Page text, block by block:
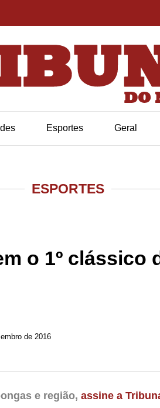
Esportes Geral
ESPORTES
o 1º clássico
Atualizado em 02 de dezembro de 2016
e região, assine a